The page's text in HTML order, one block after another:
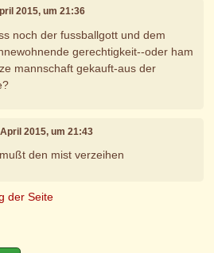
2015, um 21:36
noch der fussballgott und dem
gerechtigkeit--oder ham
mannschaft gekauft-aus der
2015, um 21:43
den mist verzeihen
der Seite